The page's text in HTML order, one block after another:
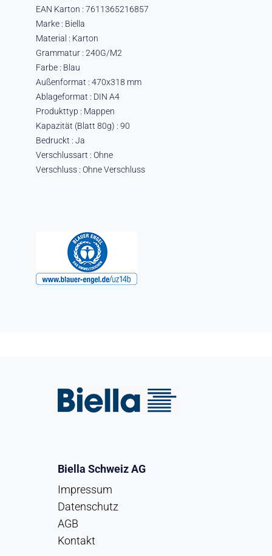
EAN Karton : 7611365216857
Marke : Biella
Material : Karton
Grammatur : 240G/M2
Farbe : Blau
Außenformat : 470x318 mm
Ablageformat : DIN A4
Produkttyp : Mappen
Kapazität (Blatt 80g) : 90
Bedruckt : Ja
Verschlussart : Ohne
Verschluss : Ohne Verschluss
Biella Schweiz AG
Impressum
Datenschutz
AGB
Kontakt